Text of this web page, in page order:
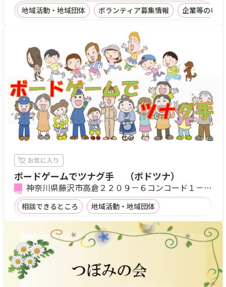
地域活動・地域団体 ボランティア募集情報 企業等の社
ボードゲームでツナグ手 （ボドツナ）
神奈川県藤沢市高倉２２０９－６コンコード１－２
０４
相談できるところ 地域活動・地域団体